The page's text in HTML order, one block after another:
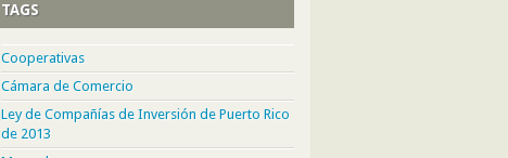
TAGS
Cooperativas
Cámara de Comercio
Ley de Compañías de Inversión de Puerto Rico
de 2013